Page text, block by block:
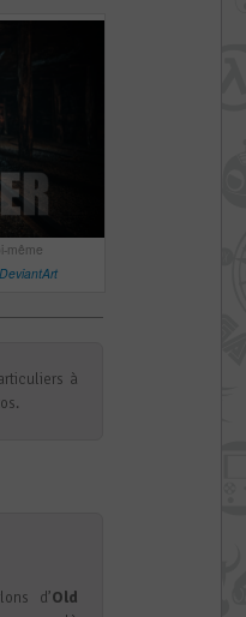
même
DeviantArt
à
d’Old